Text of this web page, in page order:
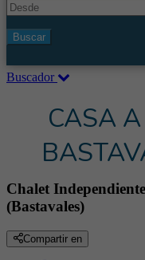
Buscar
Buscador
CASA
Chalet
(Bastavales)
Compartir en